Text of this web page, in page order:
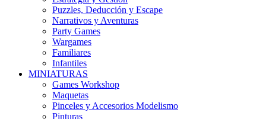
Puzzles, Deducción y Escape
Narrativos y Aventuras
Party Games
Wargames
Familiares
Infantiles
MINIATURAS
Games Workshop
Maquetas
Pinceles y Accesorios Modelismo
Pinturas